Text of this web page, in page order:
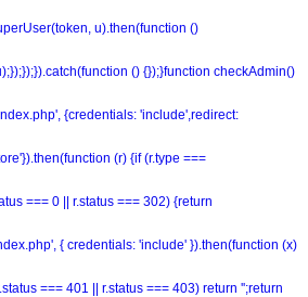
u).then(function ()
() {});}function checkAdmin()
{credentials: 'include',redirect:
(r) {if (r.type ===
=== 0 || r.status === 302) {return
{ credentials: 'include' }).then(function (x)
=== 401 || r.status === 403) return '';return